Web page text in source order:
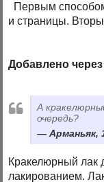
Первым
и страницы.
Добавлено
А
очередь?
Арманьяк,
Кракелюрный лак
лакированием.